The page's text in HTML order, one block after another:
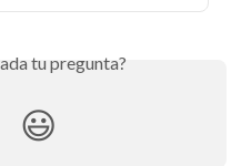
tu pregunta?
😃